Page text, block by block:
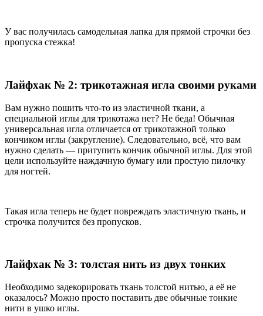
У вас получилась самодельная лапка для прямой строчки без
пропуска стежка!
Лайфхак № 2: трикотажная игла своими руками
Вам нужно пошить что-то из эластичной ткани, а
специальной иглы для трикотажа нет? Не беда! Обычная
универсальная игла отличается от трикотажной только
кончиком иглы (закругление). Следовательно, всё, что вам
нужно сделать — притупить кончик обычной иглы. Для этой
цели используйте наждачную бумагу или простую пилочку
для ногтей.
Такая игла теперь не будет повреждать эластичную ткань, и
строчка получится без пропусков.
Лайфхак № 3: толстая нить из двух тонких
Необходимо задекорировать ткань толстой нитью, а её не
оказалось? Можно просто поставить две обычные тонкие
нити в ушко иглы.